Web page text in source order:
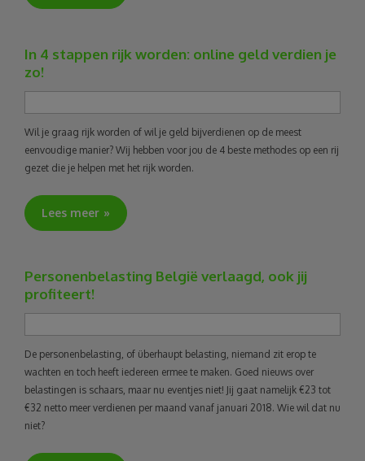
In 4 stappen rijk worden: online geld verdien je
zo!
Wil je graag rijk worden of wil je geld bijverdienen op de meest
eenvoudige manier? Wij hebben voor jou de 4 beste methodes op een rij
gezet die je helpen met het rijk worden.
Lees meer
Personenbelasting België verlaagd, ook jij
profiteert!
De personenbelasting, of überhaupt belasting, niemand zit erop te
wachten en toch heeft iedereen ermee te maken. Goed nieuws over
belastingen is schaars, maar nu eventjes niet! Jij gaat namelijk €23 tot
€32 netto meer verdienen per maand vanaf januari 2018. Wie wil dat nu
niet?